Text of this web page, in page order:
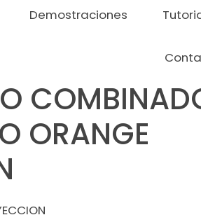
Demostraciones
ORANGE